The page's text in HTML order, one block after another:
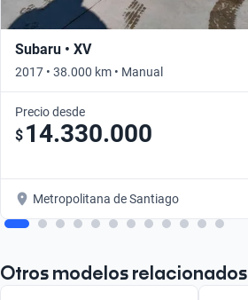
Subaru • XV
2017 • 38.000 km • Manual
Precio desde
$ 14.330.000
Metropolitana de Santiago
Otros modelos relacionados